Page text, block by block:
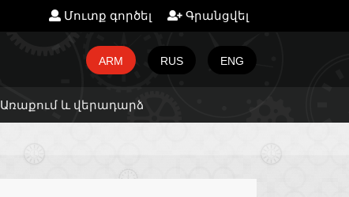
Մուտք գործել Գրանցվել
ARM RUS ENG
Առաքում և վերադարձ